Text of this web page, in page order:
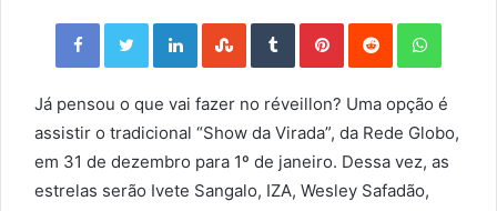
Facebook Twitter LinkedIn StumbleUpon Tumblr Pinterest Reddit
Já pensou o que vai fazer no réveillon? Uma opção é
assistir o tradicional “Show da Virada”, da Rede Globo,
em 31 de dezembro para 1º de janeiro. Dessa vez, as
estrelas serão Ivete Sangalo, IZA, Wesley Safadão,